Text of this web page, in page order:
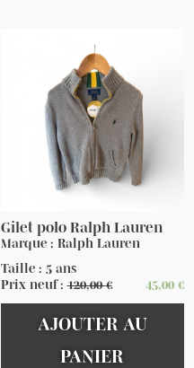
Gilet polo Ralph Lauren
Marque : Ralph Lauren
Taille : 5 ans
Prix neuf :120,00€ 45,00 €
AJOUTER AU
PANIER